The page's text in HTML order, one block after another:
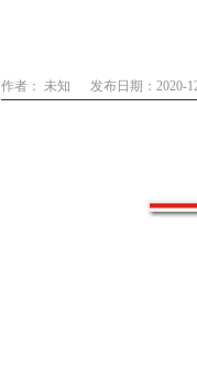
作者： 未知 发布日期：2020-